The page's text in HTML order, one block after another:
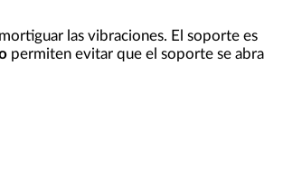
las vibraciones. El soporte es
permiten evitar que el soporte se abra